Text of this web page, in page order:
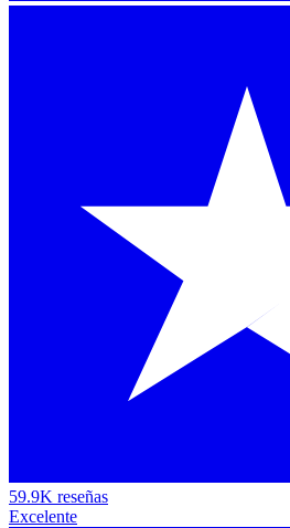
59.9K reseñas
Excelente